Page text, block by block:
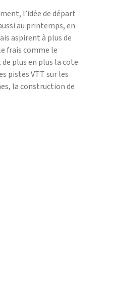
l’idée de départ
au printemps, en
aspirent à plus de
frais comme le
plus en plus la cote
pistes VTT sur les
la construction de